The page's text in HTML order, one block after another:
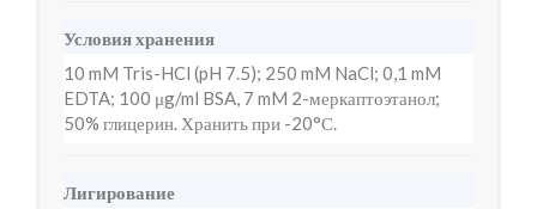
Условия хранения
10 mM Tris-HCl (pH 7.5); 250 mM NaCl; 0,1 mM
EDTA; 100 μg/ml BSA, 7 mM 2-меркаптоэтанол;
50% глицерин. Хранить при -20°С.
Лигирование